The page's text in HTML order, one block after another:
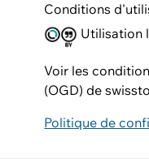
Conditions
Utilisation
Voir les
(OGD) de
Politique de